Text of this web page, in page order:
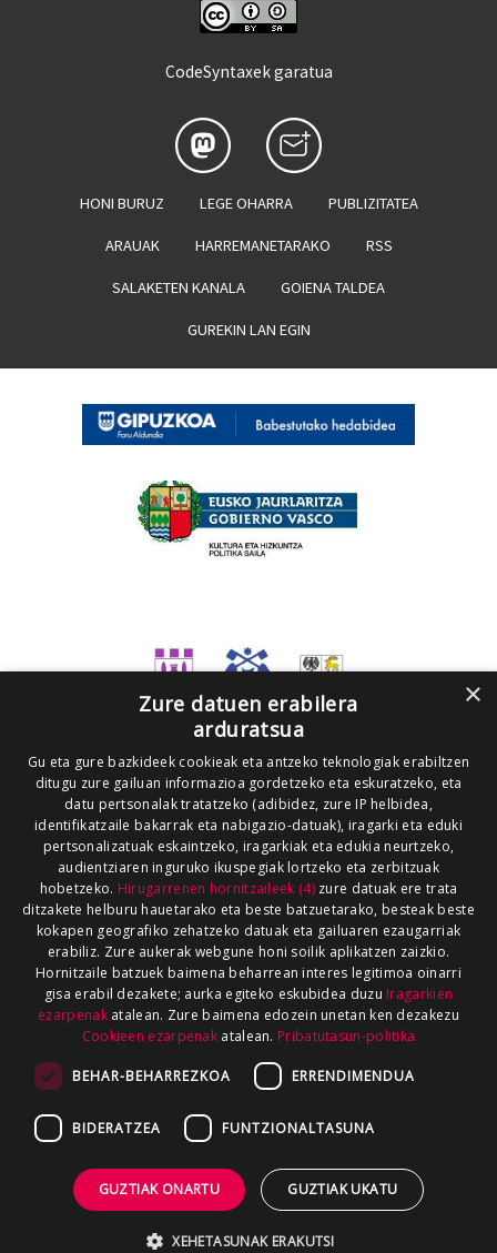
CodeSyntaxek garatua
HONI BURUZ LEGE OHARRA PUBLIZITATEA
ARAUAK HARREMANETARAKO RSS
SALAKETEN KANALA GOIENA TALDEA
GUREKIN LAN EGIN
×
Zure datuen erabilera
arduratsua
Gu eta gure bazkideek cookieak eta antzeko teknologiak erabiltzen
ditugu zure gailuan informazioa gordetzeko eta eskuratzeko, eta
datu pertsonalak tratatzeko (adibidez, zure IP helbidea,
identifikatzaile bakarrak eta nabigazio-datuak), iragarki eta eduki
pertsonalizatuak eskaintzeko, iragarkiak eta edukia neurtzeko,
audientziaren inguruko ikuspegiak lortzeko eta zerbitzuak
hobetzeko. Hirugarrenen hornitzaileek (4)zure datuak ere trata
ditzakete helburu hauetarako eta beste batzuetarako, besteak beste
kokapen geografiko zehatzeko datuak eta gailuaren ezaugarriak
erabiliz. Zure aukerak webgune honi soilik aplikatzen zaizkio.
Hornitzaile batzuek baimena beharrean interes legitimoa oinarri
gisa erabil dezakete; aurka egiteko eskubidea duzu Iragarkien
ezarpenakatalean. Zure baimena edozein unetan ken dezakezu
Cookieen ezarpenak atalean. Pribatutasun-politika
BEHAR-BEHARREZKOA ERRENDIMENDUA
BIDERATZEA FUNTZIONALTASUNA
GUZTIAK ONARTU GUZTIAK UKATU
XEHETASUNAK ERAKUTSI